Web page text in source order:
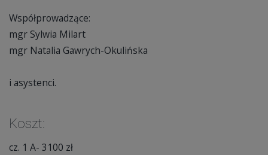
Współprowadzące:
mgr Sylwia Milart
mgr Natalia Gawrych-Okulińska
i asystenci.
Koszt:
cz. 1 A- 3100 zł